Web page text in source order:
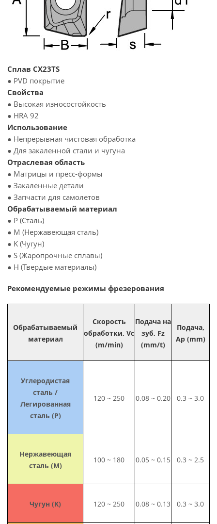
Сплав CX23TS
● PVD покрытие
Свойства
● Высокая износостойкость
● HRA 92
Использование
● Непрерывная чистовая обработка
● Для закаленной стали и чугуна
Отраслевая область
● Матрицы и пресс-формы
● Закаленные детали
● Запчасти для самолетов
Обрабатываемый материал
● P (Сталь)
● M (Нержавеющая сталь)
● K (Чугун)
● S (Жаропрочные сплавы)
● H (Твердые материалы)
Рекомендуемые режимы фрезерования
Обрабатываемый
материал
Скорость
обработки, Vc
(m/min)
Подача на
зуб, Fz
(mm/t)
Подача,
Ap (mm)
Углеродистая
сталь /
Легированная
сталь (P)
120 ~ 250 0.08 ~ 0.20 0.3 ~ 3.0
Нержавеющая
сталь (M)
100 ~ 180 0.05 ~ 0.15 0.3 ~ 2.5
Чугун (K) 120 ~ 250 0.08 ~ 0.13 0.3 ~ 3.0